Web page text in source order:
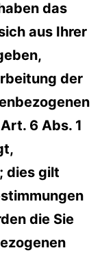
das
aus Ihrer
der
6 Abs. 1
dies gilt
die Sie